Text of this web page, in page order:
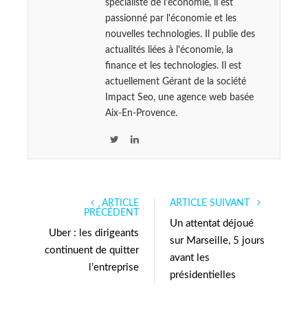
spécialiste de l'économie, il est
passionné par l'économie et les
nouvelles technologies. Il publie des
actualités liées à l'économie, la
finance et les technologies. Il est
actuellement Gérant de la société
Impact Seo, une agence web basée
Aix-En-Provence.
t
r
L
e
ARTICLE
PRÉCÉDENT
Uber : les dirigeants
continuent de quitter
l’entreprise
ARTICLE SUIVANT
Un attentat déjoué
sur Marseille, 5 jours
avant les
présidentielles